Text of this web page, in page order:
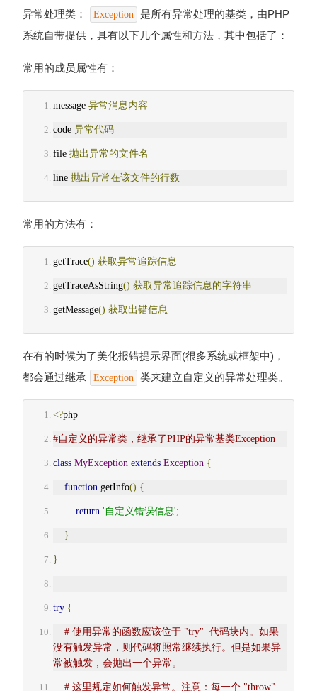
异常处理类： Exception
是所有异常处理的基类，由PHP
系统自带提供，具有以下几个属性和方法，其中包括了：
常用的成员属性有：
message 异常消息内容
code 异常代码
file 抛出异常的文件名
line 抛出异常在该文件的行数
常用的方法有：
getTrace() 获取异常追踪信息
getTraceAsString() 获取异常追踪信息的字符串
getMessage() 获取出错信息
在有的时候为了美化报错提示界面(很多系统或框架中)，
都会通过继承
Exception 类来建立自定义的异常处理类。
<?php
#自定义的异常类，继承了PHP的异常基类Exception
class MyException extends Exception {
function getInfo() {
return '自定义错误信息';
}
}
try {
# 使用异常的函数应该位于 "try"  代码块内。如果
没有触发异常，则代码将照常继续执行。但是如果异
常被触发，会抛出一个异常。
# 这里规定如何触发异常。注意：每一个 "throw"